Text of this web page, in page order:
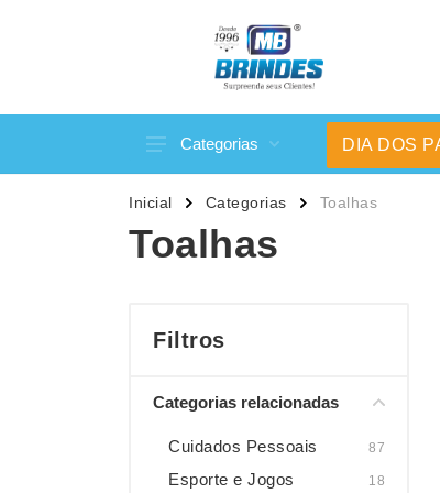
Categorias
Acessórios p/ Celular
Acessórios para Carros
Bar e Bebidas
Bolsas Térmicas
Brinquedos
Caixas de Som
DIA DOS
Inicial Categorias Toalhas
Toalhas
Filtros
Categorias relacionadas
Cuidados Pessoais 87
Esporte e Jogos 18